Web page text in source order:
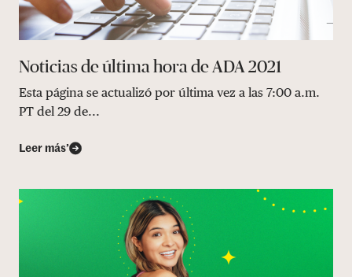
Noticias de última hora de ADA 2021
Esta página se actualizó por última vez a las 7:00 a.m.
PT del 29 de...
Leer más’